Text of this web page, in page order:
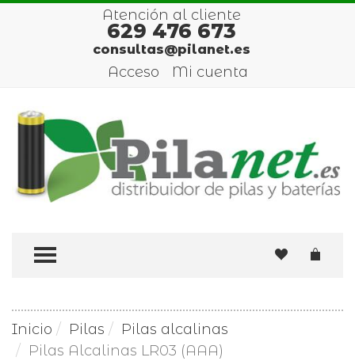
Atención al cliente
629 476 673
consultas@pilanet.es
Acceso Mi cuenta
TOGGLE MENU
Inicio Pilas
Pilas alcalinas
Pilas Alcalinas LR03 (AAA)